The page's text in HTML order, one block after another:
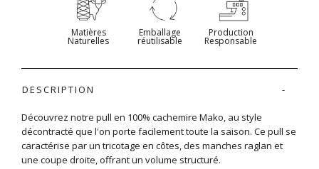
Matières
Naturelles
Emballage
réutilisable
Production
Responsable
DESCRIPTION
Découvrez notre pull en 100% cachemire Mako, au style
décontracté que l'on porte facilement toute la saison. Ce pull se
caractérise par un tricotage en côtes, des manches raglan et
une coupe droite, offrant un volume structuré.